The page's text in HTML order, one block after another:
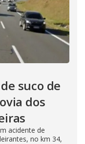
suco de
dos
acidente de
no km 34,